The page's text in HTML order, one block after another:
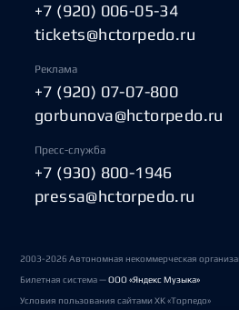
+7 (920) 006-05-34
tickets@hctorpedo.ru
Реклама
+7 (920) 07-07-800
gorbunova@hctorpedo.ru
Пресс-служба
+7 (930) 800-1946
pressa@hctorpedo.ru
2003-2026 Автономная некоммерческая
Билетная система —ООО «Яндекс Музыка»
Условия пользования сайтами ХК «Торпедо»